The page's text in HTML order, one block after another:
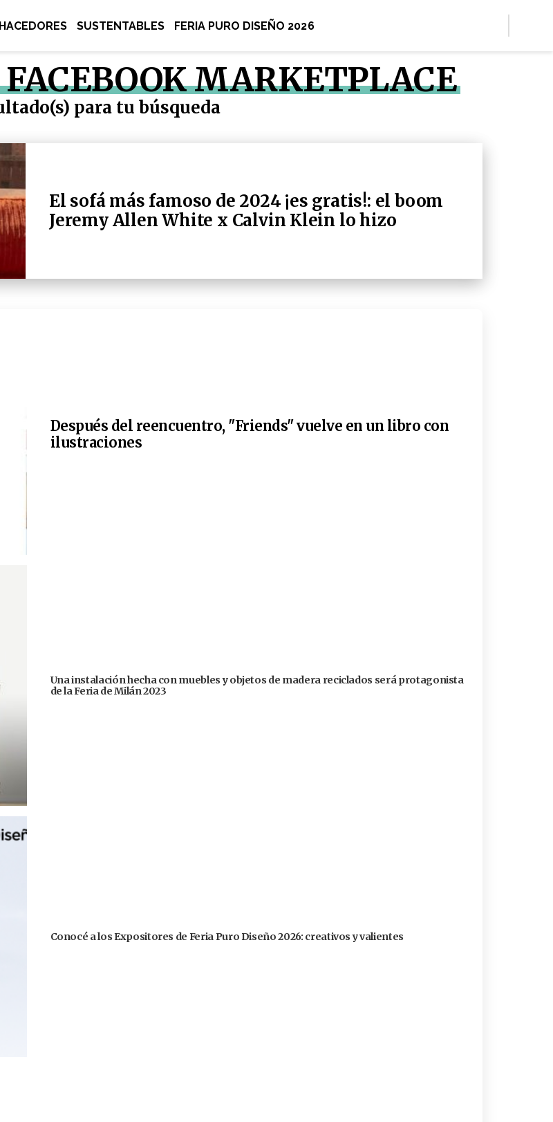
HACEDORES SUSTENTABLES FERIA PURO DISEÑO 2026
MARKETPLACE
para tu búsqueda
El sofá más famoso de 2024 ¡es gratis!: el boom
Jeremy Allen White x Calvin Klein lo hizo
Después del reencuentro, "Friends" vuelve en un libro con
ilustraciones
Una instalación hecha con muebles y objetos de madera reciclados será protagonista
de la Feria de Milán 2023
Conocé a los Expositores de Feria Puro Diseño 2026: creativos y valientes